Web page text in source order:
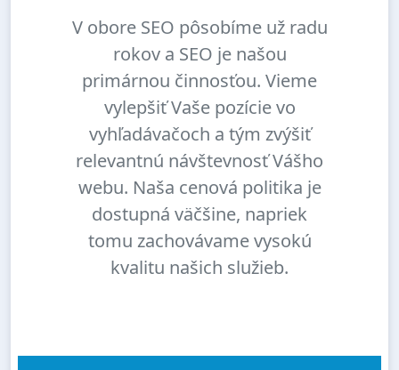
V obore SEO pôsobíme už radu
rokov a SEO je našou
primárnou činnosťou. Vieme
vylepšiť Vaše pozície vo
vyhľadávačoch a tým zvýšiť
relevantnú návštevnosť Vášho
webu. Naša cenová politika je
dostupná väčšine, napriek
tomu zachovávame vysokú
kvalitu našich služieb.